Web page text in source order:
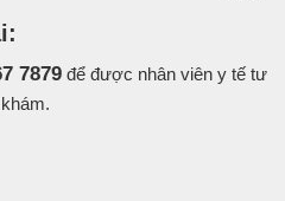
7879 để được nhân viên y tế tư